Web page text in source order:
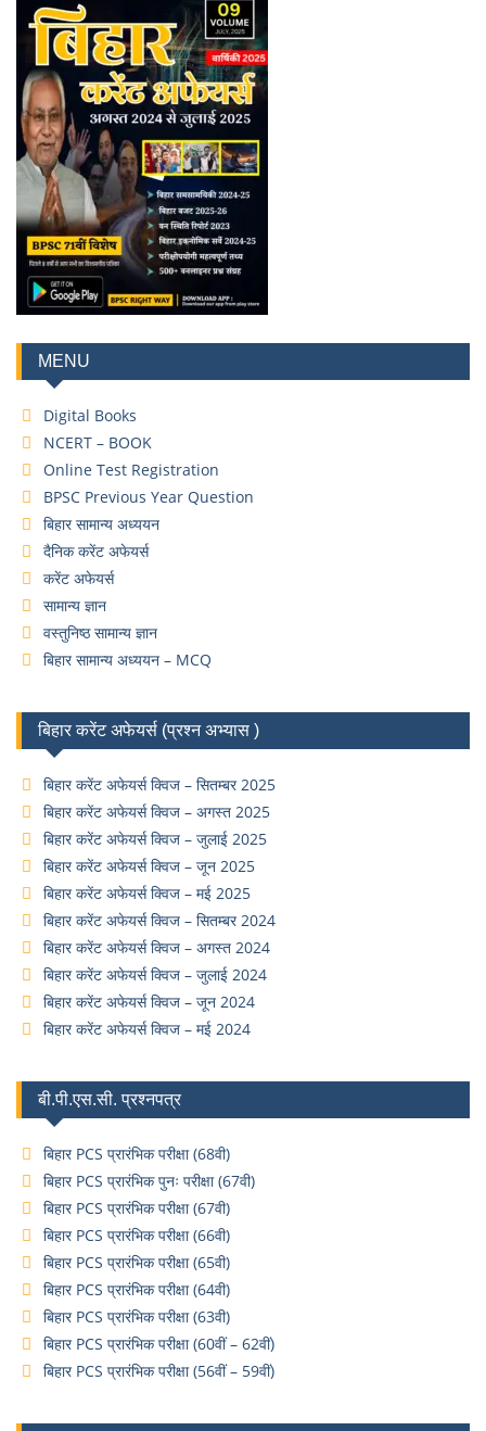
MENU
Digital Books
NCERT – BOOK
Online Test Registration
BPSC Previous Year Question
बिहार सामान्य अध्ययन
दैनिक करेंट अफेयर्स
करेंट अफेयर्स
सामान्य ज्ञान
वस्तुनिष्ठ सामान्य ज्ञान
बिहार सामान्य अध्ययन – MCQ
बिहार करेंट अफेयर्स (प्रश्न अभ्यास )
बिहार करेंट अफेयर्स क्विज – सितम्बर 2025
बिहार करेंट अफेयर्स क्विज – अगस्त 2025
बिहार करेंट अफेयर्स क्विज – जुलाई 2025
बिहार करेंट अफेयर्स क्विज – जून 2025
बिहार करेंट अफेयर्स क्विज – मई 2025
बिहार करेंट अफेयर्स क्विज – सितम्बर 2024
बिहार करेंट अफेयर्स क्विज – अगस्त 2024
बिहार करेंट अफेयर्स क्विज – जुलाई 2024
बिहार करेंट अफेयर्स क्विज – जून 2024
बिहार करेंट अफेयर्स क्विज – मई 2024
बी.पी.एस.सी. प्रश्नपत्र
बिहार PCS प्रारंभिक परीक्षा (68वी)
बिहार PCS प्रारंभिक पुनः परीक्षा (67वी)
बिहार PCS प्रारंभिक परीक्षा (67वी)
बिहार PCS प्रारंभिक परीक्षा (66वी)
बिहार PCS प्रारंभिक परीक्षा (65वी)
बिहार PCS प्रारंभिक परीक्षा (64वी)
बिहार PCS प्रारंभिक परीक्षा (63वी)
बिहार PCS प्रारंभिक परीक्षा (60वीं – 62वीं)
बिहार PCS प्रारंभिक परीक्षा (56वीं – 59वीं)